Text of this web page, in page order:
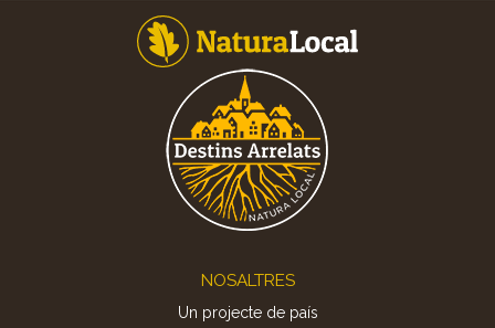
NOSALTRES
Un projecte de país